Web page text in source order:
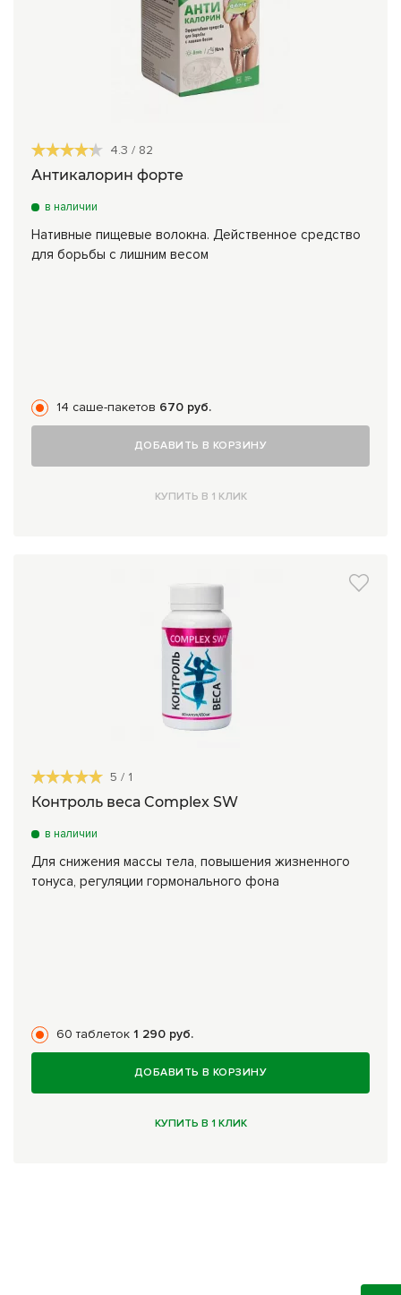
4.3 / 82
Антикалорин форте
в наличии
Нативные пищевые волокна. Действенное средство
для борьбы с лишним весом
14 саше-пакетов 670 руб.
ДОБАВИТЬ В КОРЗИНУ
КУПИТЬ В 1 КЛИК
5 / 1
Контроль веса Complex SW
в наличии
Для снижения массы тела, повышения жизненного
тонуса, регуляции гормонального фона
60 таблеток 1 290 руб.
ДОБАВИТЬ В КОРЗИНУ
КУПИТЬ В 1 КЛИК